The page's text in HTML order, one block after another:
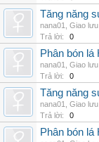
Tăng năng
nana01
Giao lưu
Trả lời:
0
Phân bón
nana01
Giao lưu
Trả lời:
0
Tăng năng
nana01
Giao lưu
Trả lời:
0
Phân bón lá